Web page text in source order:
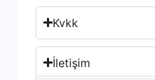
Kvkk
İletişim